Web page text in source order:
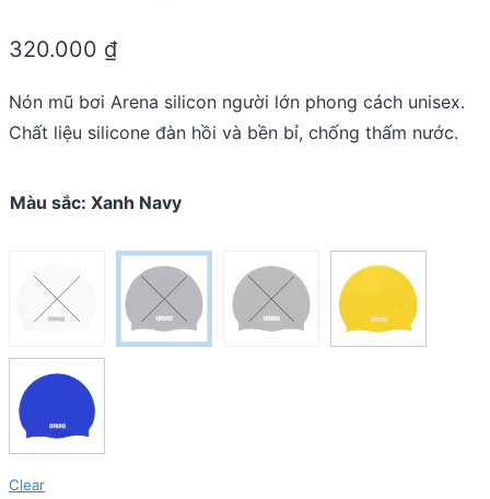
out
320.000 ₫
Nón mũ bơi Arena silicon người lớn phong cách unisex.
Chất liệu silicone đàn hồi và bền bỉ, chống thấm nước.
Màu sắc: Xanh Navy
Clear